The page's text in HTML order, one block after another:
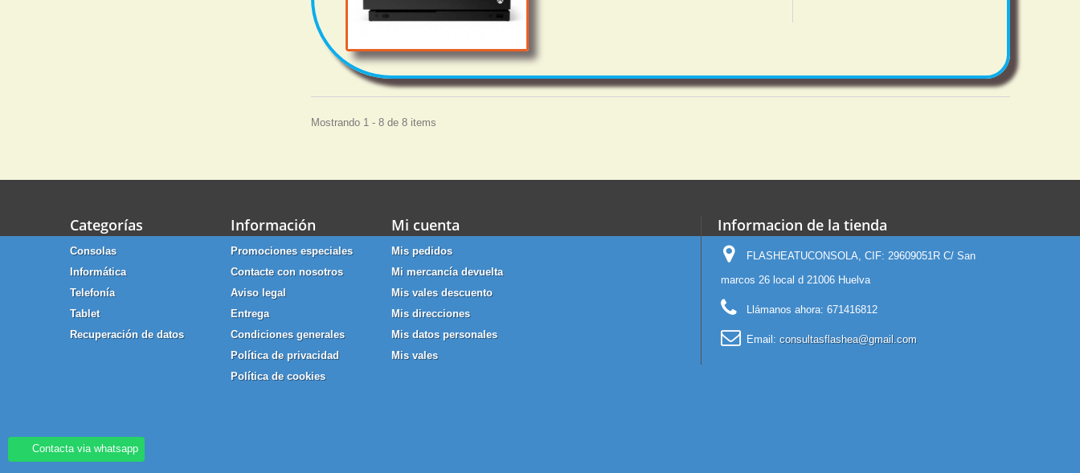
Contacta via whatsapp
Mostrando 1 - 8 de 8 items
Categorías
Consolas
Informática
Telefonía
Tablet
Recuperación de datos
Información
Promociones especiales
Contacte con nosotros
Aviso legal
Entrega
Condiciones generales
Política de privacidad
Política de cookies
Mi cuenta
Mis pedidos
Mi mercancía devuelta
Mis vales descuento
Mis direcciones
Mis datos personales
Mis vales
Informacion de la tienda
FLASHEATUCONSOLA, CIF: 29609051R C/ San
marcos 26 local d 21006 Huelva
Llámanos ahora: 671416812
Email: consultasflashea@gmail.com